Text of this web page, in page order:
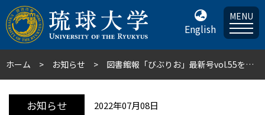
English
MENU
ホーム お知らせ 図書館報「びぶりお」最新号vol.55を公開しました
お知らせ 2022年07月08日